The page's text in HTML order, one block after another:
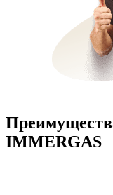
IMMERGAS